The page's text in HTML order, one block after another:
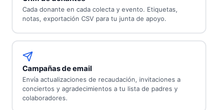
Cada donante en cada colecta y evento. Etiquetas,
notas, exportación CSV para tu junta de apoyo.
Campañas de email
Envía actualizaciones de recaudación, invitaciones a
conciertos y agradecimientos a tu lista de padres y
colaboradores.